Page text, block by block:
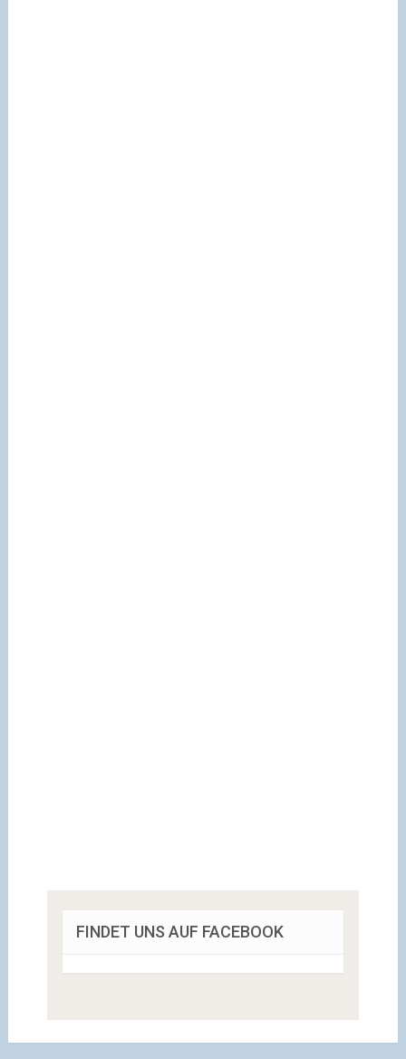
FINDET UNS AUF FACEBOOK